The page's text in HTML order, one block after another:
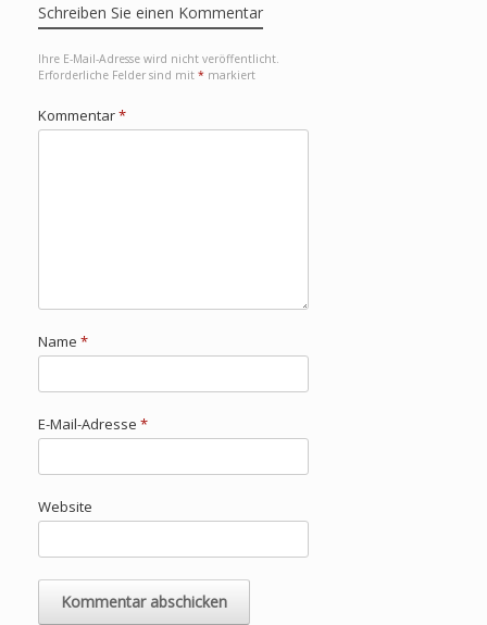
Schreiben Sie einen Kommentar
Ihre E-Mail-Adresse wird nicht veröffentlicht.
Erforderliche Felder sind mit * markiert
Kommentar*
Name *
E-Mail-Adresse *
Website